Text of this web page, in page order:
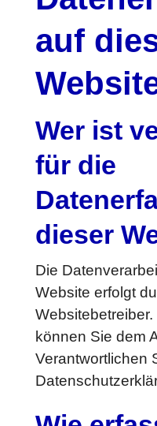
auf
Wer ist
für die
dieser
Die
Website erfolgt
können Sie dem
Verantwortlichen